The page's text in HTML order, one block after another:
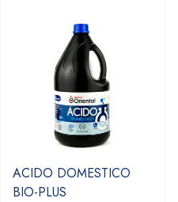
ACIDO DOMESTICO
BIO-PLUS